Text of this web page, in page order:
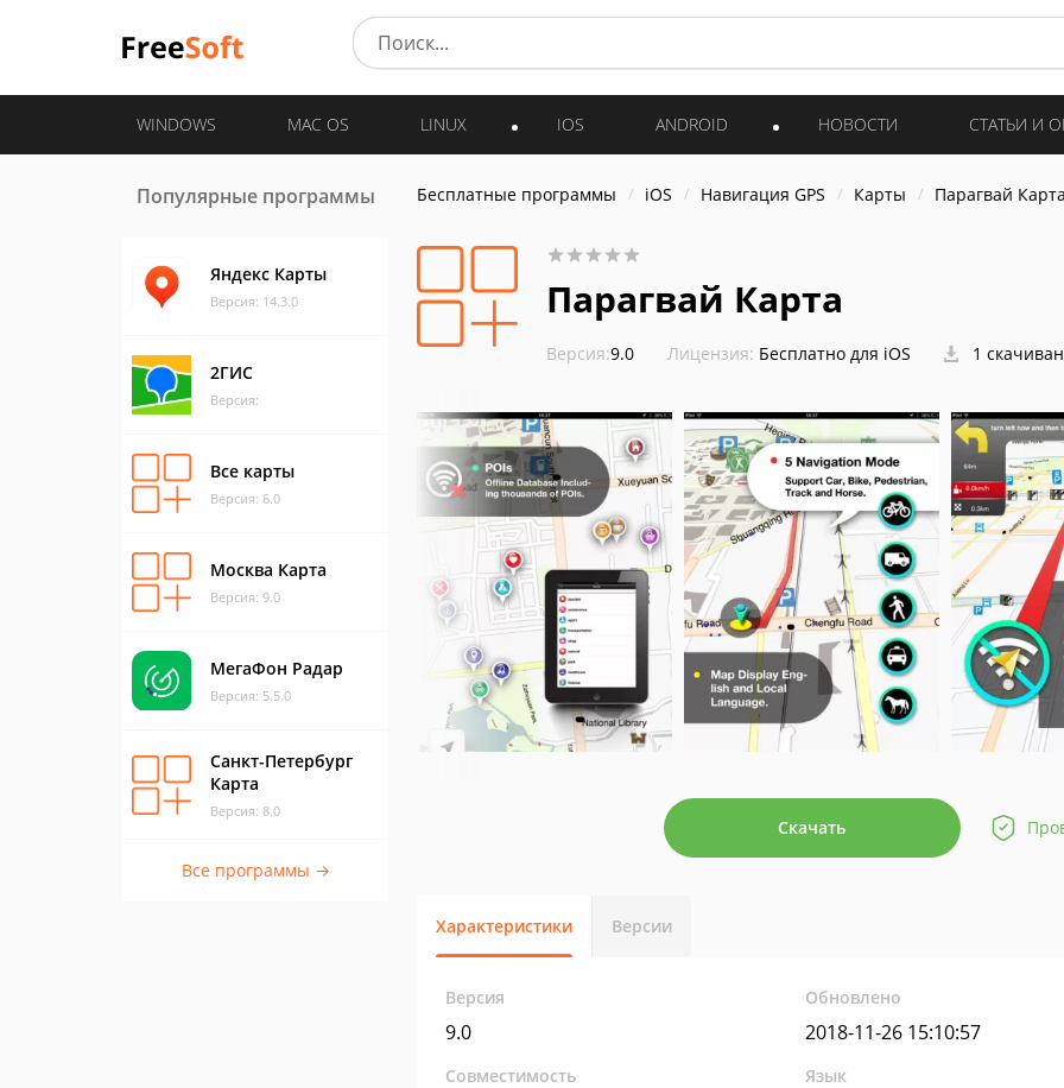
WINDOWS MAC OS LINUX IOS ANDROID НОВОСТИ СТАТЬИ И
Популярные программы
Яндекс Карты
Версия: 14.3.0
2ГИС
Версия:
Все карты
Версия: 6.0
Москва Карта
Версия: 9.0
МегаФон Радар
Версия: 5.5.0
Санкт-Петербург
Карта
Версия: 8.0
Все программы →
Бесплатные программы iOS Навигация GPS Карты Парагвай
Парагвай Карта
Версия:9.0 Лицензия: Бесплатно для iOS 1
Скачать
Характеристики Версии
Версия
9.0
Обновлено
2018-11-26 15:10:57
Совместимость Язык